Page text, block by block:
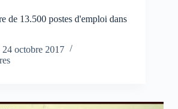
de 13.500 postes d'emploi dans
24 octobre 2017